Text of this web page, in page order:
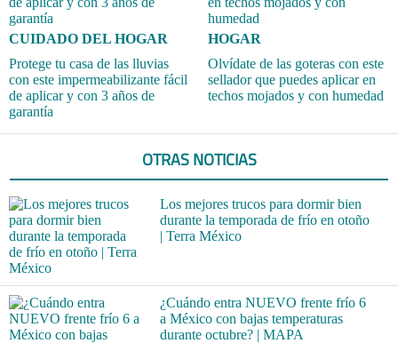
CUIDADO DEL HOGAR
Protege tu casa de las lluvias
con este impermeabilizante fácil
de aplicar y con 3 años de
garantía
HOGAR
Olvídate de las goteras con este
sellador que puedes aplicar en
techos mojados y con humedad
OTRAS NOTICIAS
Los mejores trucos para dormir bien
durante la temporada de frío en otoño
| Terra México
¿Cuándo entra NUEVO frente frío 6
a México con bajas temperaturas
durante octubre? | MAPA